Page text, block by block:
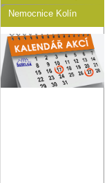
Nemocnice Kolín